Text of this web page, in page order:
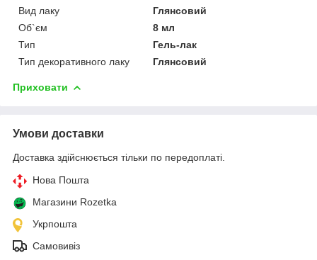
Вид лаку
Глянсовий
Об`єм
8 мл
Тип
Гель-лак
Тип декоративного лаку
Глянсовий
Приховати
Умови доставки
Доставка здійснюється тільки по передоплаті.
Нова Пошта
Магазини Rozetka
Укрпошта
Самовивіз